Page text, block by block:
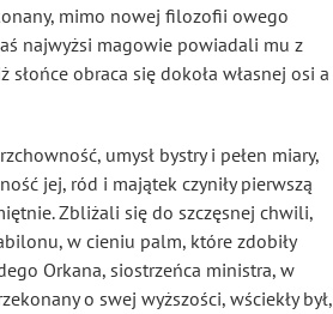
mimo nowej filozofii owego
najwyżsi magowie powiadali mu z
obraca się dokoła własnej osi a
umysł bystry i pełen miary,
jej, ród i majątek czyniły pierwszą
Zbliżali się do szczęsnej chwili,
w cieniu palm, które zdobiły
Orkana, siostrzeńca ministra, w
o swej wyższości, wściekły był,